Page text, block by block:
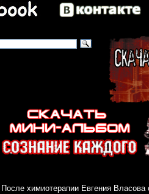
После химиотерапии Евгения Власова